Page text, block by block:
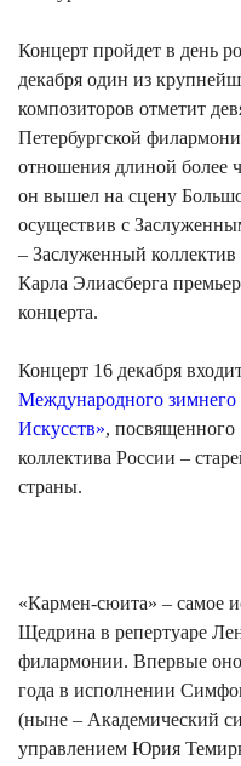
Концерт пройдет в день
декабря один из
композиторов отметит
Петербургской
отношения длиной более
он вышел на сцену
осуществив с
– Заслуженный
Карла Элиасберга
концерта.
Концерт 16 декабря
Международного
Искусств»,
коллектива России –
страны.
​«Кармен-сюита» – самое
Щедрина в репертуаре
филармонии. Впервые оно
года в исполнении
(ныне – Академический
управлением Юрия